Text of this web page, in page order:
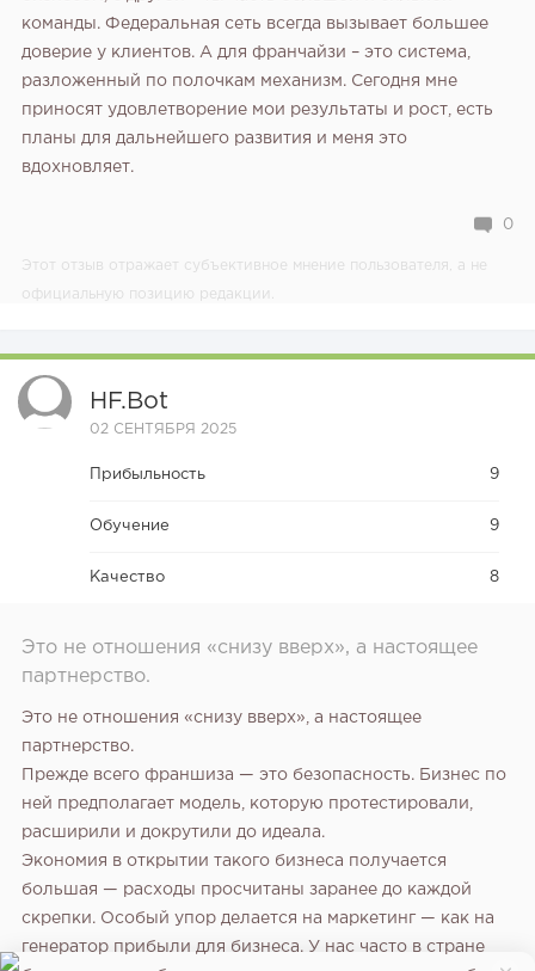
команды. Федеральная сеть всегда вызывает большее
доверие у клиентов. А для франчайзи – это система,
разложенный по полочкам механизм. Сегодня мне
приносят удовлетворение мои результаты и рост, есть
планы для дальнейшего развития и меня это
вдохновляет.
0
Этот отзыв отражает субъективное мнение пользователя, а не
официальную позицию редакции.
HF.bot
02 СЕНТЯБРЯ 2025
Прибыльность 9
Обучение 9
Качество 8
Это не отношения «снизу вверх», а настоящее
партнерство.
Это не отношения «снизу вверх», а настоящее
партнерство.
Прежде всего франшиза — это безопасность. Бизнес по
ней предполагает модель, которую протестировали,
расширили и докрутили до идеала.
Экономия в открытии такого бизнеса получается
большая — расходы просчитаны заранее до каждой
скрепки. Особый упор делается на маркетинг — как на
генератор прибыли для бизнеса. У нас часто в стране